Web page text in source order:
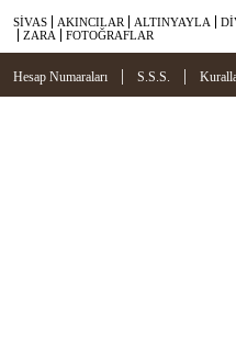
SİVAS AKINCILAR ALTINYAYLA
ZARA
FOTOĞRAFLAR
Hesap Numaraları | S.S.S. |